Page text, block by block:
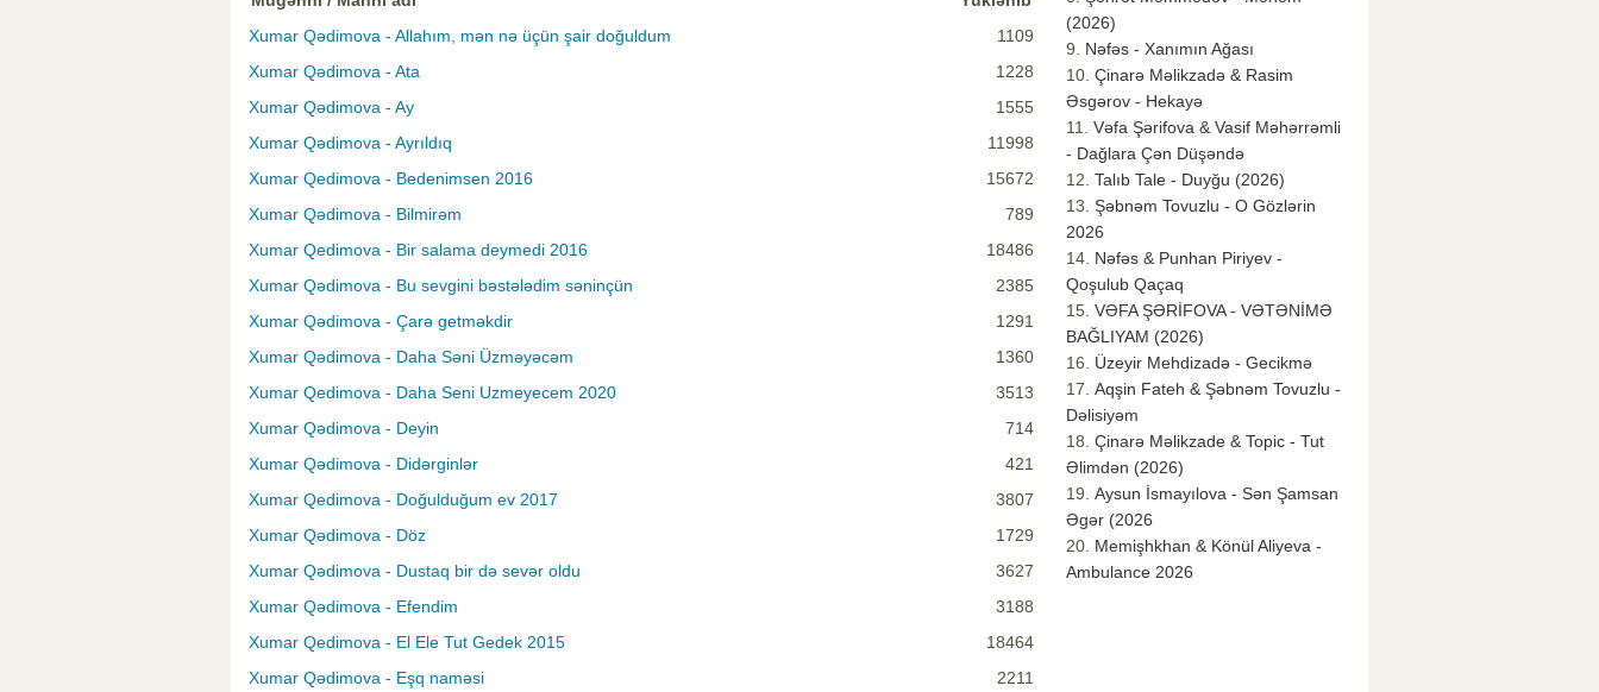
Xumar Qədimova - Allahım, mən nə üçün şair doğuldum
1109
Xumar Qədimova - Ata
1228
Xumar Qədimova - Ay
1555
Xumar Qədimova - Ayrıldıq
11998
Xumar Qedimova - Bedenimsen 2016
15672
Xumar Qədimova - Bilmirəm
789
Xumar Qedimova - Bir salama deymedi 2016
18486
Xumar Qədimova - Bu sevgini bəstələdim səninçün
2385
Xumar Qədimova - Çarə getməkdir
1291
Xumar Qədimova - Daha Səni Üzməyəcəm
1360
Xumar Qedimova - Daha Seni Uzmeyecem 2020
3513
Xumar Qədimova - Deyin
714
Xumar Qədimova - Didərginlər
421
Xumar Qedimova - Doğulduğum ev 2017
3807
Xumar Qədimova - Döz
1729
Xumar Qədimova - Dustaq bir də sevər oldu
3627
Xumar Qədimova - Efendim
3188
Xumar Qedimova - El Ele Tut Gedek 2015
18464
Xumar Qədimova - Eşq naməsi
2211
(2026)
Nəfəs - Xanımın Ağası
Çinarə Məlikzadə & Rasim
Əsgərov - Hekayə
Vəfa Şərifova & Vasif Məhərrəmli
- Dağlara Çən Düşəndə
Talıb Tale - Duyğu (2026)
Şəbnəm Tovuzlu - O Gözlərin
2026
Nəfəs & Punhan Piriyev -
Qoşulub Qaçaq
VƏFA ŞƏRİFOVA - VƏTƏNİMƏ
BAĞLIYAM (2026)
Üzeyir Mehdizadə - Gecikmə
Aqşin Fateh & Şəbnəm Tovuzlu -
Dəlisiyəm
Çinarə Məlikzade & Topic - Tut
Əlimdən (2026)
Aysun İsmayılova - Sən Şamsan
Əgər (2026
Memişhkhan & Könül Aliyeva -
Ambulance 2026